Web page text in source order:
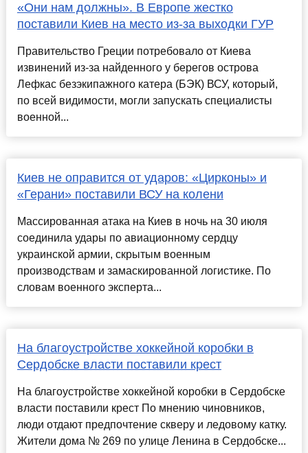
«Они нам должны». В Европе жестко
поставили Киев на место из-за выходки ГУР
Правительство Греции потребовало от Киева
извинений из-за найденного у берегов острова
Лефкас безэкипажного катера (БЭК) ВСУ, который,
по всей видимости, могли запускать специалисты
военной...
Киев не оправится от ударов: «Цирконы» и
«Герани» поставили ВСУ на колени
Массированная атака на Киев в ночь на 30 июля
соединила удары по авиационному сердцу
украинской армии, скрытым военным
производствам и замаскированной логистике. По
словам военного эксперта...
На благоустройстве хоккейной коробки в
Сердобске власти поставили крест
На благоустройстве хоккейной коробки в Сердобске
власти поставили крест По мнению чиновников,
люди отдают предпочтение скверу и ледовому катку.
Жители дома № 269 по улице Ленина в Сердобске...